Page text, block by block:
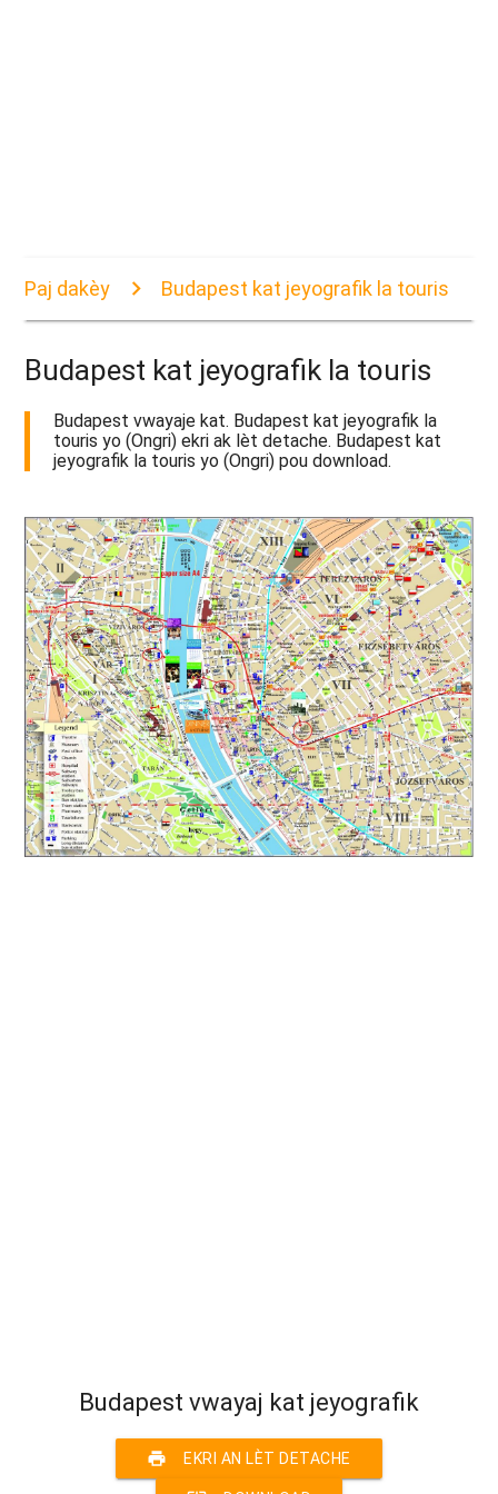
Paj dakèy Budapest kat jeyografik la touris
Budapest kat jeyografik la touris
Budapest vwayaje kat. Budapest kat jeyografik la
touris yo (Ongri) ekri ak lèt detache. Budapest kat
jeyografik la touris yo (Ongri) pou download.
Budapest vwayaj kat jeyografik
print EKRI AN LÈT DETACHE